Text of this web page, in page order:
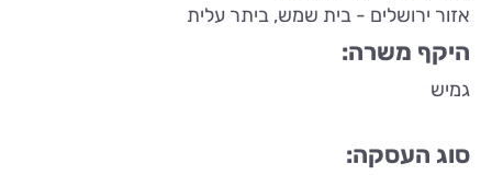
אזור ירושלים - בית שמש, ביתר עלית
היקף משרה:
גמיש
סוג העסקה: